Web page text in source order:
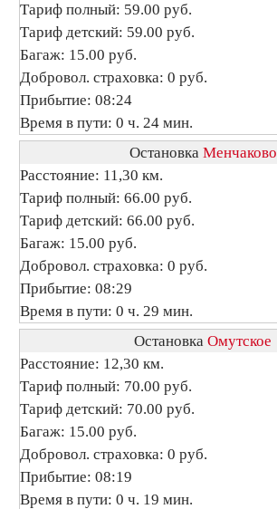
Тариф полный: 59.00 руб.
Тариф детский: 59.00 руб.
Багаж: 15.00 руб.
Добровол. страховка: 0 руб.
Прибытие: 08:24
Время в пути: 0 ч. 24 мин.
Остановка Менчаково
Расстояние: 11,30 км.
Тариф полный: 66.00 руб.
Тариф детский: 66.00 руб.
Багаж: 15.00 руб.
Добровол. страховка: 0 руб.
Прибытие: 08:29
Время в пути: 0 ч. 29 мин.
Остановка Омутское
Расстояние: 12,30 км.
Тариф полный: 70.00 руб.
Тариф детский: 70.00 руб.
Багаж: 15.00 руб.
Добровол. страховка: 0 руб.
Прибытие: 08:19
Время в пути: 0 ч. 19 мин.